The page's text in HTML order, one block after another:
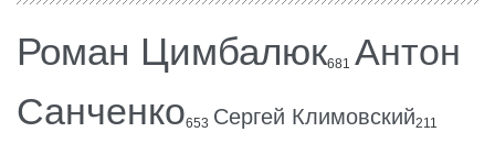
Роман Цимбалюк681 Антон
Санченко653 Сергей Климовский211